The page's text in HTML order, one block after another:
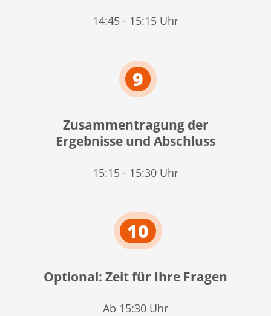
14:45 - 15:15 Uhr
9
Zusammentragung der
Ergebnisse und Abschluss
15:15 - 15:30 Uhr
10
Optional: Zeit für Ihre Fragen
Ab 15:30 Uhr